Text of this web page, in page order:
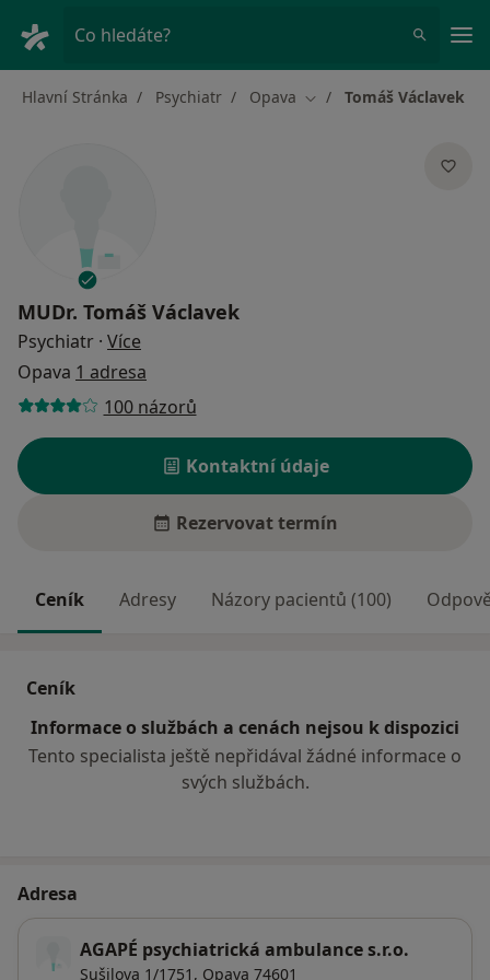
Co hledáte?
Hlavní Stránka Psychiatr Opava Změna města
Tomáš Václavek
MUDr. Tomáš Václavek
Psychiatr · Více
Opava 1 adresa
100 názorů
Kontaktní údaje
Rezervovat termín
Ceník Adresy Názory pacientů (100)
Ceník
Informace o službách a cenách nejsou k dispozici
Tento specialista ještě nepřidával žádné informace o
svých službách.
Adresa
AGAPÉ psychiatrická ambulance s.r.o.
Sušilova 1/1751, Opava 74601